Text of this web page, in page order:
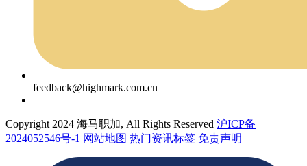
feedback@highmark.com.cn
Copyright 2024 海马职加, All Rights Reserved 沪ICP备
2024052546号-1 网站地图 热门资讯标签 免责声明